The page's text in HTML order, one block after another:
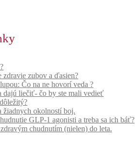
zubov a ďasien?
Čo na ne hovorí veda ?
dajú liečiť- čo by ste mali vedieť
žiadnych okolností boj.
GLP-1 agonisti a treba sa ich báť?
chudnutím (nielen) do leta.